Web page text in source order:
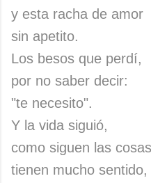
y esta racha de amor
sin apetito.
Los besos que perdí,
por no saber decir:
"te necesito".
Y la vida siguió,
como siguen las
tienen mucho sentido,